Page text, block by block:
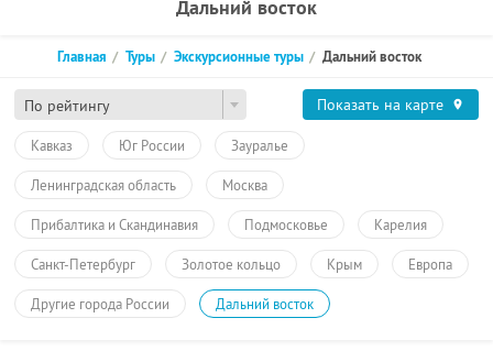
Дальний восток
По рейтингу
Главная Туры Экскурсионные туры Дальний восток
Показать на карте
Кавказ Юг России Зауралье
Ленинградская область Москва
Прибалтика и Скандинавия Подмосковье Карелия
Санкт-Петербург Золотое кольцо Крым Европа
Другие города России Дальний восток